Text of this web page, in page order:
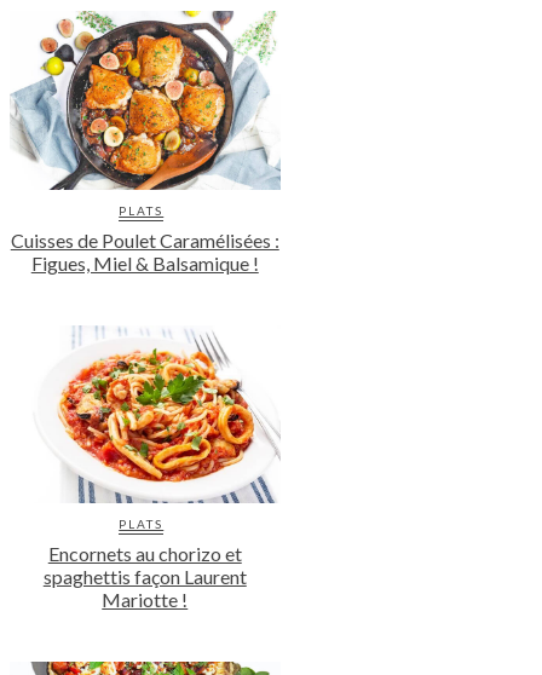
PLATS
Cuisses de Poulet Caramélisées :
Figues, Miel & Balsamique !
PLATS
Encornets au chorizo et
spaghettis façon Laurent
Mariotte !